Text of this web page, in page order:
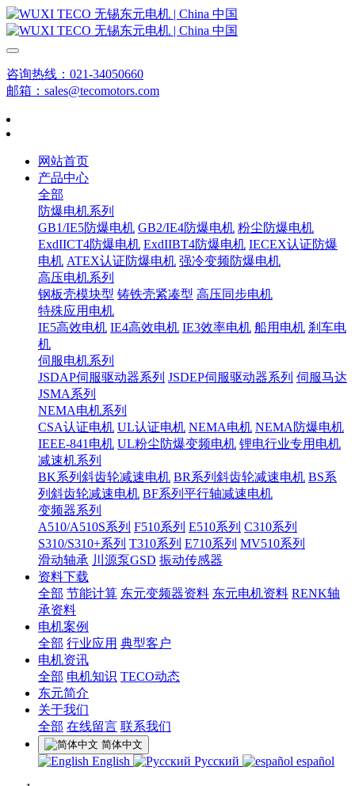
咨询热线：021-34050660
邮箱：sales@tecomotors.com
网站首页
产品中心
全部
防爆电机系列
GB1/IE5防爆电机 GB2/IE4防爆电机 粉尘防爆电机
ExdIICT4防爆电机 ExdIIBT4防爆电机 IECEX认证防爆
电机 ATEX认证防爆电机 强冷变频防爆电机
高压电机系列
钢板壳模块型 铸铁壳紧凑型 高压同步电机
特殊应用电机
IE5高效电机 IE4高效电机 IE3效率电机 船用电机 刹车电
机
伺服电机系列
JSDAP伺服驱动器系列 JSDEP伺服驱动器系列 伺服马达
JSMA系列
NEMA电机系列
CSA认证电机 UL认证电机 NEMA电机 NEMA防爆电机
IEEE-841电机 UL粉尘防爆变频电机 锂电行业专用电机
减速机系列
BK系列斜齿轮减速电机 BR系列斜齿轮减速电机 BS系
列斜齿轮减速电机 BF系列平行轴减速电机
变频器系列
A510/A510S系列 F510系列 E510系列 C310系列
S310/S310+系列 T310系列 E710系列 MV510系列
滑动轴承 川源泵GSD 振动传感器
资料下载
全部 节能计算 东元变频器资料 东元电机资料 RENK轴
承资料
电机案例
全部 行业应用 典型客户
电机资讯
全部 电机知识 TECO动态
东元简介
关于我们
全部 在线留言 联系我们
简体中文
English Русский español